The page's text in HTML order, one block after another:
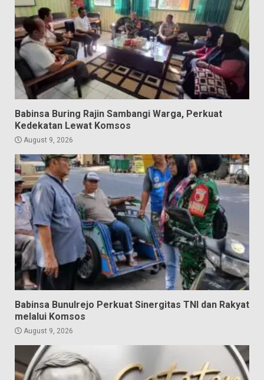
Babinsa Buring Rajin Sambangi Warga, Perkuat
Kedekatan Lewat Komsos
August 9, 2026
Babinsa Bunulrejo Perkuat Sinergitas TNI dan Rakyat
melalui Komsos
August 9, 2026